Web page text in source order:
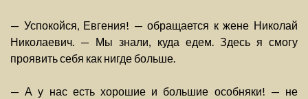
— Успокойся, Евгения! — обращается к жене Николай
Николаевич. — Мы знали, куда едем. Здесь я смогу
проявить себя как нигде больше.
— А у нас есть хорошие и большие особняки! — не